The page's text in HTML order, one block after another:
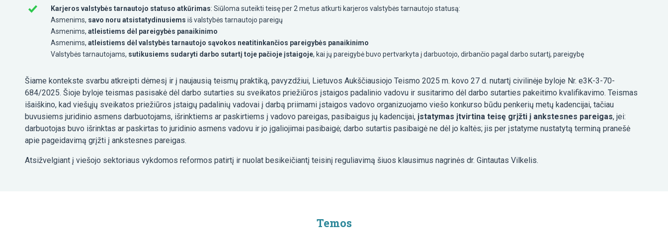
Karjeros valstybės tarnautojo statuso atkūrimas: Siūloma suteikti teisę per 2 metus atkurti karjeros valstybės tarnautojo statusą:
Asmenims, savo noru atsistatydinusiems iš valstybės tarnautojo pareigų
Asmenims, atleistiems dėl pareigybės panaikinimo
Asmenims, atleistiems dėl valstybės tarnautojo sąvokos neatitinkančios pareigybės panaikinimo
Valstybės tarnautojams, sutikusiems sudaryti darbo sutartį toje pačioje įstaigoje, kai jų pareigybė buvo pertvarkyta į darbuotojo, dirbančio pagal darbo sutartį, pareigybę
Šiame kontekste svarbu atkreipti dėmesį ir į naujausią teismų praktiką, pavyzdžiui, Lietuvos Aukščiausiojo Teismo 2025 m. kovo 27 d. nutartį civilinėje byloje Nr. e3K-3-70-
684/2025. Šioje byloje teismas pasisakė dėl darbo sutarties su sveikatos priežiūros įstaigos padalinio vadovu ir susitarimo dėl darbo sutarties pakeitimo kvalifikavimo. Teismas
išaiškino, kad viešųjų sveikatos priežiūros įstaigų padalinių vadovai į darbą priimami įstaigos vadovo organizuojamo viešo konkurso būdu penkerių metų kadencijai, tačiau
buvusiems juridinio asmens darbuotojams, išrinktiems ar paskirtiems į vadovo pareigas, pasibaigus jų kadencijai, įstatymas įtvirtina teisę grįžti į ankstesnes pareigas, jei:
darbuotojas buvo išrinktas ar paskirtas to juridinio asmens vadovu ir jo įgaliojimai pasibaigė; darbo sutartis pasibaigė ne dėl jo kaltės; jis per įstatyme nustatytą terminą pranešė
apie pageidavimą grįžti į ankstesnes pareigas.
Atsižvelgiant į viešojo sektoriaus vykdomos reformos patirtį ir nuolat besikeičiantį teisinį reguliavimą šiuos klausimus nagrinės dr. Gintautas Vilkelis.
Temos